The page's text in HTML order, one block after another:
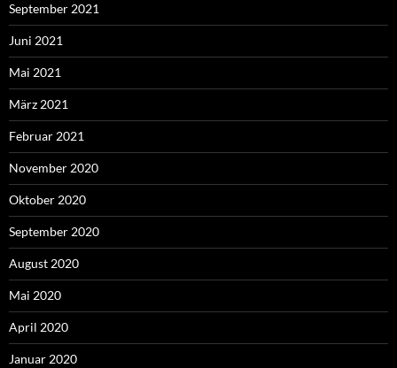
September 2021
Juni 2021
Mai 2021
März 2021
Februar 2021
November 2020
Oktober 2020
September 2020
August 2020
Mai 2020
April 2020
Januar 2020